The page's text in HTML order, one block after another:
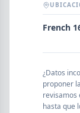
NOMBRE
SEGMENTO
French
¿Datos
proponer
revisamos
hasta que